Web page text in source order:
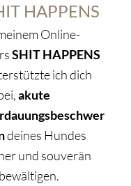
HAPPENS
Online-
SHIT HAPPENS
ich dich
akute
deines Hundes
und souverän